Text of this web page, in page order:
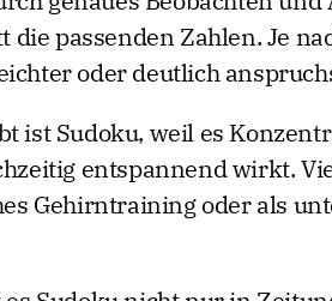
die passenden Zahlen. Je
oder deutlich
ist Sudoku, weil es
entspannend wirkt.
Gehirntraining oder als